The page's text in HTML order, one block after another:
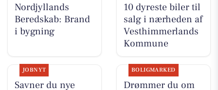
Nordjyllands
Beredskab: Brand
i bygning
10 dyreste biler til
salg i nærheden af
Vesthimmerlands
Kommune
JOBNYT
Savner du nye
BOLIGMARKED
Drømmer du om